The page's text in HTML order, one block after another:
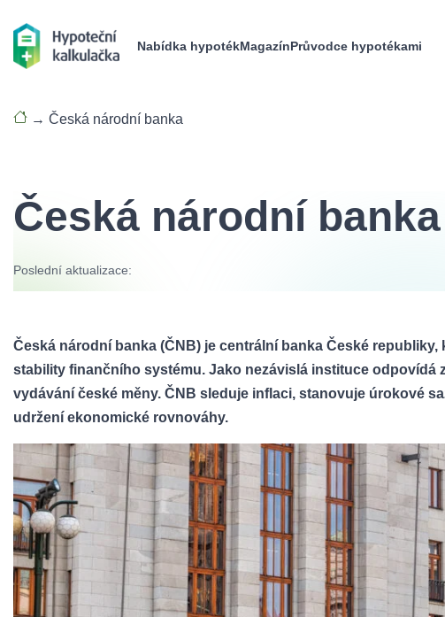
Nabídka hypotékMagazínPrůvodce hypotékami
→ Česká národní banka
Česká národní banka
Poslední aktualizace:
Česká národní banka (ČNB) je centrální banka České
stability finančního systému. Jako nezávislá instituce
vydávání české měny. ČNB sleduje inflaci, stanovuje úrokové
udržení ekonomické rovnováhy.